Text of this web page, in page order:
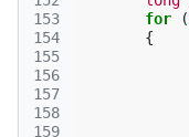
153
154
155
156
157
158
159
for
(
{